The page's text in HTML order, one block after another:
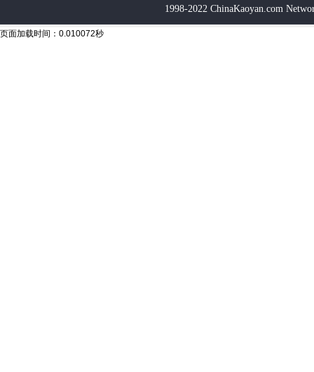
1998-2022 ChinaKaoyan.com
页面加载时间：0.010072秒